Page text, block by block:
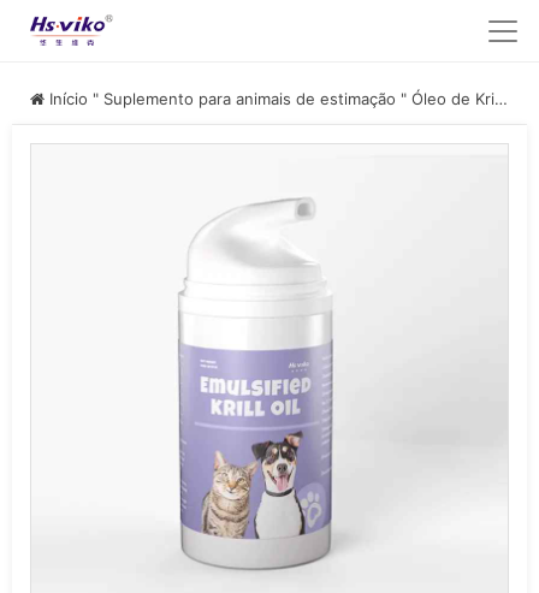
Início " Suplemento para animais de estimação " Óleo de Krill para animais de estimação